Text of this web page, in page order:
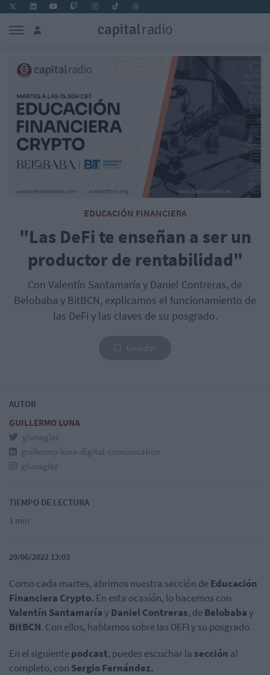
EDUCACIÓN FINANCIERA
"Las DeFi te enseñan a ser un
productor de rentabilidad"
Con Valentín Santamaría y Daniel Contreras, de
Belobaba y BitBCN, explicamos el funcionamiento de
las DeFi y las claves de su posgrado.
AUTOR
GUILLERMO LUNA
glunaglez
guillermo-luna-digital-comunication
glunaglez
TIEMPO DE LECTURA
1 min
29/06/2022 13:03
Como cada martes, abrimos nuestra sección deEducación
Financiera Crypto. En esta ocasión, lo hacemos con
Valentín SantamaríayDaniel Contreras, deBelobabay
BitBCN. Con ellos, hablamos sobre las DEFI y su posgrado.
En el siguientepodcast, puedes escuchar la sección al
completo, con Sergio Fernández.